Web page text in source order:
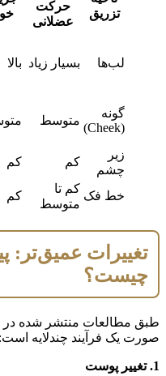
تزریق
حرکت
عضلانی
لب‌ها بسیار زیاد بالا
گونه
(Cheek)
متوسط
زیر
چشم
کم کم
خط فک
کم تا
متوسط
کم
تغییرات
چیست؟
طبق مطالعات منتشر شده در
صورت یک فرآیند چندلایه است:
1. تغییر پوست